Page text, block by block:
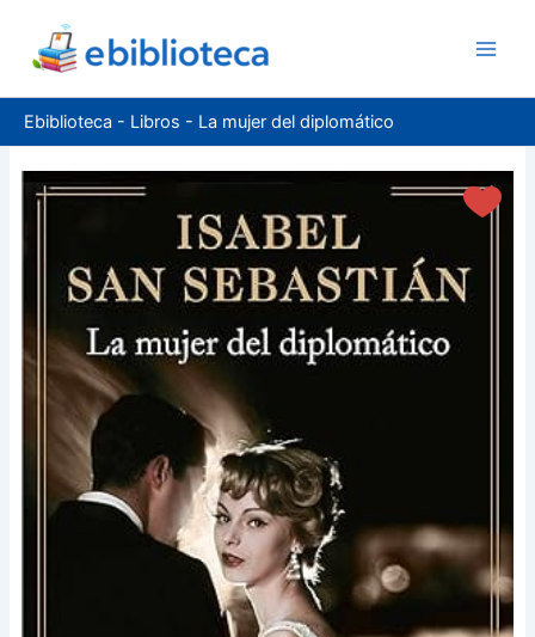
contenido
Ebiblioteca - Libros - La mujer del diplomático